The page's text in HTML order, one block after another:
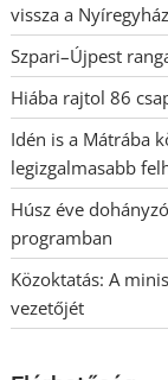
vissza a
Szpari–Újpest
Hiába rajtol 86
Idén is a Mátrába
legizgalmasabb
Húsz éve
programban
Közoktatás: A
vezetőjét